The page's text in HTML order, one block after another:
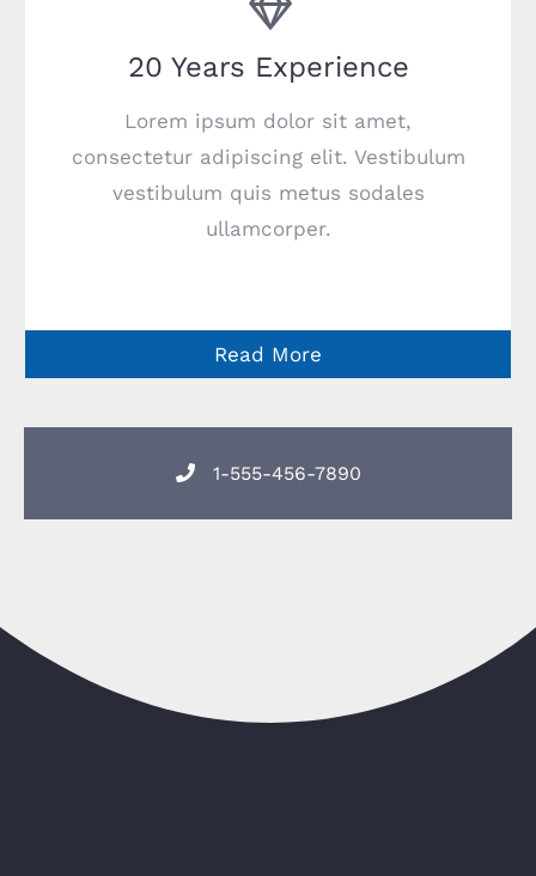
20 Years Experience
Lorem ipsum dolor sit amet,
consectetur adipiscing elit. Vestibulum
vestibulum quis metus sodales
ullamcorper.
Read More
1-555-456-7890